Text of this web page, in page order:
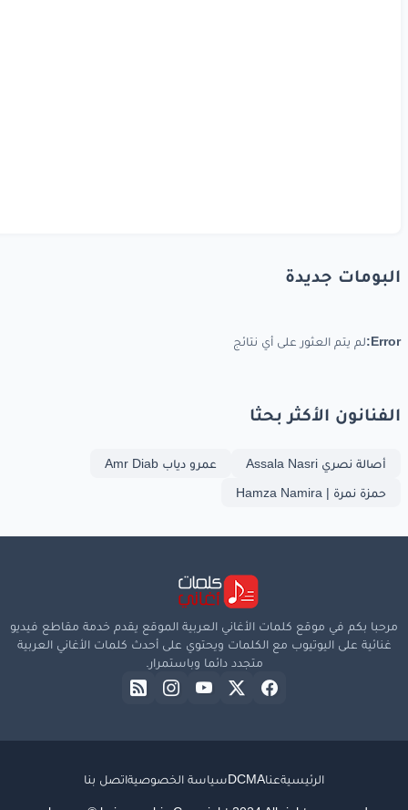
البومات جديدة
Error: لم يتم العثور على أي نتائج
الفنانون الأكثر بحثا
أصالة نصري Assala Nasri
عمرو دياب Amr Diab
حمزة نمرة | Hamza Namira
مرحبا بكم في موقع كلمات الأغاني العربية الموقع يقدم خدمة مقاطع فيديو
غنائية على اليوتيوب مع الكلمات ويحتوي على أحدث كلمات الأغاني العربية
متجدد دائما وباستمرار.
الرئيسيةعناDCMAسياسة الخصوصيةاتصل بنا